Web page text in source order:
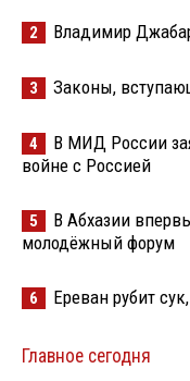
2 Владимир
3 Законы,
4
В МИД России
войне с Россией
5
В Абхазии
молодёжный форум
6 Ереван рубит
Главное сегодня